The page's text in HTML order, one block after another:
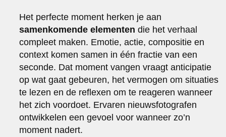
Het perfecte moment herken je aan
samenkomende elementen die het verhaal
compleet maken. Emotie, actie, compositie en
context komen samen in één fractie van een
seconde. Dat moment vangen vraagt anticipatie
op wat gaat gebeuren, het vermogen om situaties
te lezen en de reflexen om te reageren wanneer
het zich voordoet. Ervaren nieuwsfotografen
ontwikkelen een gevoel voor wanneer zo’n
moment nadert.